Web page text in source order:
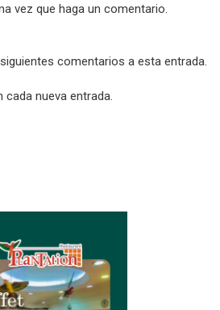
vez que haga un comentario.
comentarios a esta entrada.
cada nueva entrada.